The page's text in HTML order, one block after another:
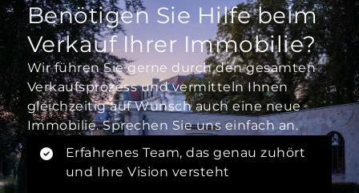
Benötigen Sie Hilfe beim
Verkauf Ihrer Immobilie?
Wir führen Sie gerne durch den gesamten
Verkaufsprozess und vermitteln Ihnen
gleichzeitig auf Wunsch auch eine neue
Immobilie. Sprechen Sie uns einfach an.
Erfahrenes Team, das genau zuhört
und Ihre Vision versteht